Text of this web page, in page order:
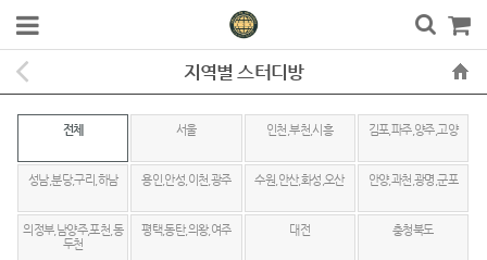
지역별 스터디방
전체 서울 인천,부천,시흥 김포,파주,양주,고양
성남,분당,구리,하남 용인,안성,이천,광주 수원,안산,화성,오산 안양,과천,광명,군포
의정부,남양주,포천,동
두천
평택,동탄,의왕,여주 대전 충청북도